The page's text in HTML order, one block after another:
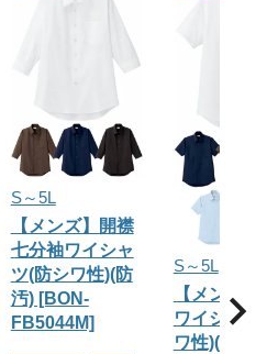
S～5L
【メンズ】開襟
七分袖ワイシャ
ツ(防シワ性)(防
汚) [BON-
FB5044M]
S～5L
【メンズ】
ワイシャツ(
ワ性)(防汚)